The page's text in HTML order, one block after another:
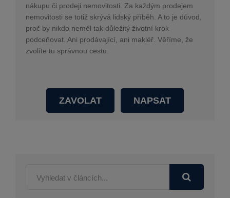
nákupu či prodeji nemovitosti. Za každým prodejem
nemovitosti se totiž skrývá lidský příběh. A to je důvod,
proč by nikdo neměl tak důležitý životní krok
podceňovat. Ani prodávající, ani makléř. Věříme, že
zvolíte tu správnou cestu.
ZAVOLAT NAPSAT